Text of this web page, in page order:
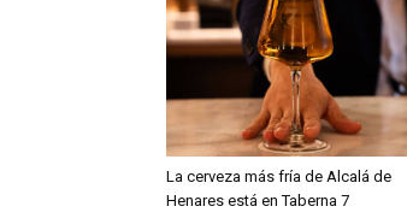
La cerveza más fría de Alcalá de
Henares está en Taberna 7